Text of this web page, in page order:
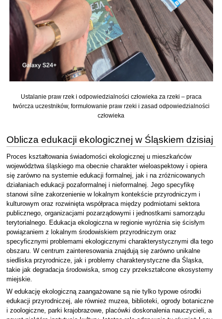
Ustalanie praw rzek i odpowiedzialności człowieka za rzeki – praca
twórcza uczestników, formułowanie praw rzeki i zasad odpowiedzialności
człowieka
Oblicza edukacji ekologicznej w Śląskiem dzisiaj
Proces kształtowania świadomości ekologicznej u mieszkańców
województwa śląskiego ma obecnie charakter wieloaspektowy i opiera
się zarówno na systemie edukacji formalnej, jak i na zróżnicowanych
działaniach edukacji pozaformalnej i nieformalnej. Jego specyfikę
stanowi silne zakorzenienie w lokalnym kontekście przyrodniczym i
kulturowym oraz rozwinięta współpraca między podmiotami sektora
publicznego, organizacjami pozarządowymi i jednostkami samorządu
terytorialnego. Edukacja ekologiczna w regionie wyróżnia się ścisłym
powiązaniem z lokalnym środowiskiem przyrodniczym oraz
specyficznymi problemami ekologicznymi charakterystycznymi dla tego
obszaru. W centrum zainteresowania znajdują się zarówno unikalne
siedliska przyrodnicze, jak i problemy charakterystyczne dla Śląska,
takie jak degradacja środowiska, smog czy przekształcone ekosystemy
miejskie.
W edukację ekologiczną zaangażowane są nie tylko typowe ośrodki
edukacji przyrodniczej, ale również muzea, biblioteki, ogrody botaniczne
i zoologiczne, parki krajobrazowe, placówki doskonalenia nauczycieli, a